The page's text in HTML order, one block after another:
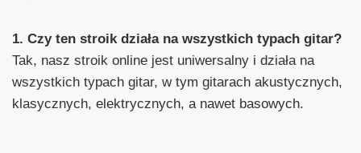
1. Czy ten stroik działa na wszystkich typach gitar?
Tak, nasz stroik online jest uniwersalny i działa na
wszystkich typach gitar, w tym gitarach akustycznych,
klasycznych, elektrycznych, a nawet basowych.